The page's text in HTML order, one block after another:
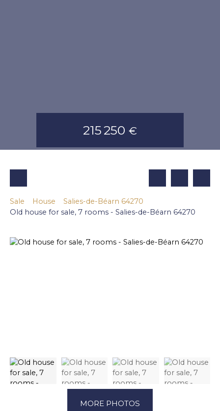
215 250 €
Sale House
Salies-de-Béarn 64270
Old house for sale, 7 rooms - Salies-de-Béarn 64270
MORE PHOTOS